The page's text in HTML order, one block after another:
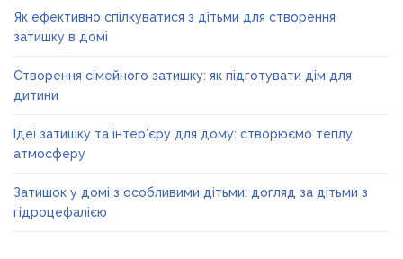
Як ефективно спілкуватися з дітьми для створення
затишку в домі
Створення сімейного затишку: як підготувати дім для
дитини
Ідеї затишку та інтер’єру для дому: створюємо теплу
атмосферу
Затишок у домі з особливими дітьми: догляд за дітьми з
гідроцефалією